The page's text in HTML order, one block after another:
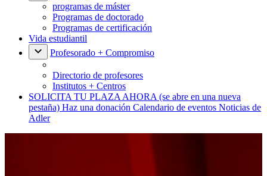
programas de máster
Programas de doctorado
Programas de certificación
Vida estudiantil
Profesorado + Compromiso
Directorio de profesores
Institutos + Centros
SOLICITA TU PLAZA AHORA (se abre en una nueva
pestaña) Haz una donación Calendario de eventos Noticias de
Adler